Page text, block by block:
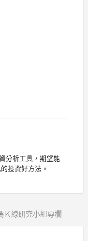
分析工具，期望能
投資好方法。
Ｋ線研究小組專欄